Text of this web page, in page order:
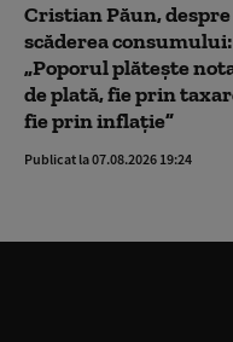
Cristian Păun, despre
scăderea consumului:
„Poporul plătește
de plată, fie prin
fie prin inflație”
Publicat la 07.08.2026 19:24